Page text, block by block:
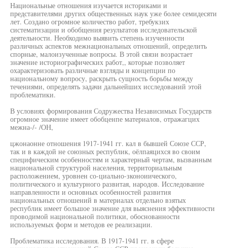
Национальные отношения изучается историками и
представителями других общественных наук уже более семидесяти
лет. Создано огромное количество работ, требукзих
систематизации и обобщения результатов исследовательской
деятельности. Необходимо выявить степень изученности
различных аспектов межнациональных отношений, определить
спорные, малоизученные вопросы. В этой связи возрастает
значение историографических работ,, которые позволяет
охарактеризовать различные взгляды и концепции по
национальному вопросу, раскрыть сущность борьбы между
течениями, определять задачи дальнейших исследований этой
проблематики.
В условиях формирования Содружества Независимых Государств
огромное значение имеет обобценпе материалов, отражагцих
межна-/- /ОН,
цжонаонне отношения 1917-1941 гг. кал в бывшей Союзе ССР,
так и в каждой не союзных республик, оёлпаяцихся во своим
специфическим особенностям и характерный чертам, вызванным
национальной структурой населения, территориальным
расположением, уровнен со-циально-зконоиического,
политического и культурного развитая, народов. Исследование
направленности и основных особенностей развития
национальных отношений в материалах отдельно взятых
республик имеет большое значение для выяснения эффективности
проводимой национальной политики, обоснованности
используемых форм и методов ее реализации.
Проблематика исследования. В 1917-1941 гг. в сфере